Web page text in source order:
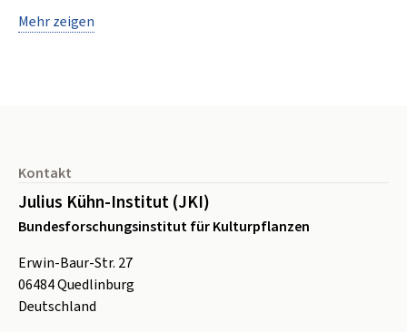
Mehr zeigen
Kontakt
Julius Kühn-Institut (JKI)
Bundesforschungsinstitut für Kulturpflanzen
Erwin-Baur-Str. 27
06484Quedlinburg
Deutschland